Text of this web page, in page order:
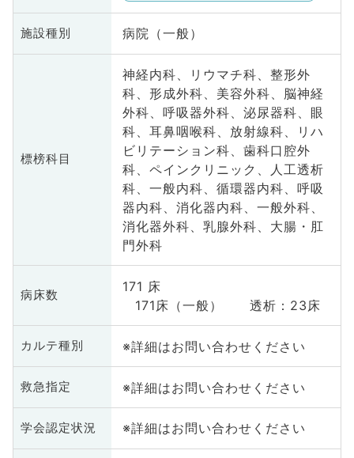
施設種別 病院（一般）
標榜科目
神経内科、リウマチ科、整形外
科、形成外科、美容外科、脳神経
外科、呼吸器外科、泌尿器科、眼
科、耳鼻咽喉科、放射線科、リハ
ビリテーション科、歯科口腔外
科、ペインクリニック、人工透析
科、一般内科、循環器内科、呼吸
器内科、消化器内科、一般外科、
消化器外科、乳腺外科、大腸・肛
門外科
病床数
171 床
171床（一般） 透析：23床
カルテ種別 ※詳細はお問い合わせください
救急指定 ※詳細はお問い合わせください
学会認定状況 ※詳細はお問い合わせください